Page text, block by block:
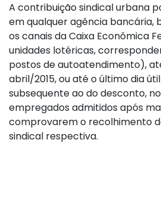
A contribuição sindical urbana
em qualquer agência bancária,
os canais da Caixa Econômica
unidades lotéricas,
postos de autoatendimento),
abril/2015, ou até o último dia
subsequente ao do desconto,
empregados admitidos após
comprovarem o recolhimento
sindical respectiva.